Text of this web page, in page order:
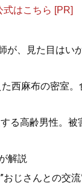
はこちら [PR]
、見た目はい
西麻布の密室。
る高齢男性。被
解説
じさんとの交